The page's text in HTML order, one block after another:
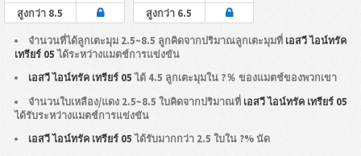
สูงกว่า 8.5
สูงกว่า 6.5
จำนวนที่ได้ลูกเตะมุม 2.5~8.5 ลูกคิดจากปริมาณลูกเตะมุมที่ เอสวี ไอน์ทรัค
เทรียร์ 05 ได้ระหว่างแมตช์การแข่งขัน
เอสวี ไอน์ทรัค เทรียร์ 05 ได้ 4.5 ลูกเตะมุมใน ?％ ของแมตช์ของพวกเขา
จำนวนใบเหลือง/แดง 2.5~8.5 ใบคิดจากปริมาณที่ เอสวี ไอน์ทรัค เทรียร์ 05
ได้รับระหว่างแมตช์การแข่งขัน
เอสวี ไอน์ทรัค เทรียร์ 05 ได้รับมากกว่า 2.5 ใบใน ?% นัด